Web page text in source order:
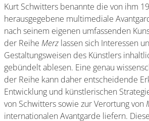
Kurt Schwitters benannte die von ihm
herausgegebene multimediale
nach seinem eigenen umfassenden
der Reihe Merz lassen sich Interessen
Gestaltungsweisen des Künstlers
gebündelt ablesen. Eine genau
der Reihe kann daher entscheidende
Entwicklung und künstlerischen
von Schwitters sowie zur Verortung von
internationalen Avantgarde liefern.